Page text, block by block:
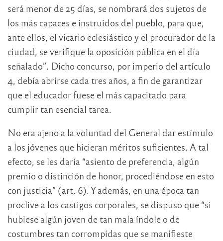
será menor de 25 días, se nombrará dos sujetos de
los más capaces e instruidos del pueblo, para que,
ante ellos, el vicario eclesiástico y el procurador de la
ciudad, se verifique la oposición pública en el día
señalado”. Dicho concurso, por imperio del artículo
4, debía abrirse cada tres años, a fin de garantizar
que el educador fuese el más capacitado para
cumplir tan esencial tarea.
No era ajeno a la voluntad del General dar estímulo
a los jóvenes que hicieran méritos suficientes. A tal
efecto, se les daría “asiento de preferencia, algún
premio o distinción de honor, procediéndose en esto
con justicia” (art. 6). Y además, en una época tan
proclive a los castigos corporales, se dispuso que “si
hubiese algún joven de tan mala índole o de
costumbres tan corrompidas que se manifieste